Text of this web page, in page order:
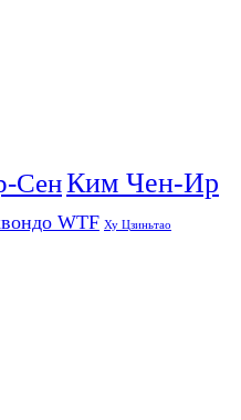
СенКим Чен-Ир
WTF Ху Цзиньтао